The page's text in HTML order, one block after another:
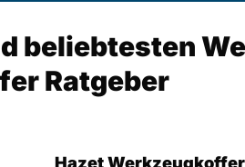
beliebtesten
Ratgeber
Hazet